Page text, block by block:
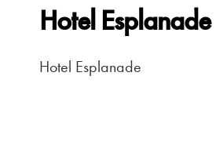
Hotel Esplanade
Hotel Esplanade